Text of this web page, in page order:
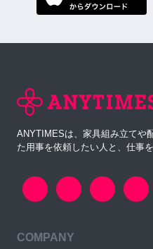
ANYTIMESは、家具組み立てや
た用事を依頼したい人と、仕事
COMPANY